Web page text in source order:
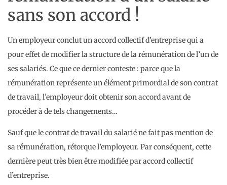
sans son accord !
Un employeur conclut un accord collectif d’entreprise qui a
pour effet de modifier la structure de la rémunération de l’un de
ses salariés. Ce que ce dernier conteste : parce que la
rémunération représente un élément primordial de son contrat
de travail, l’employeur doit obtenir son accord avant de
procéder à de tels changements…
Sauf que le contrat de travail du salarié ne fait pas mention de
sa rémunération, rétorque l’employeur. Par conséquent, cette
dernière peut très bien être modifiée par accord collectif
d’entreprise.